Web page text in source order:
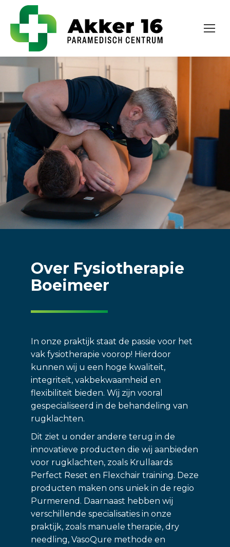
Over Fysiotherapie
Boeimeer
In onze praktijk staat de passie voor het
vak fysiotherapie voorop! Hierdoor
kunnen wij u een hoge kwaliteit,
integriteit, vakbekwaamheid en
flexibiliteit bieden. Wij zijn vooral
gespecialiseerd in de behandeling van
rugklachten.
Dit ziet u onder andere terug in de
innovatieve producten die wij aanbieden
voor rugklachten, zoals Krullaards
Perfect Reset en Flexchair training. Deze
producten maken ons uniek in de regio
Purmerend. Daarnaast hebben wij
verschillende specialisaties in onze
praktijk, zoals manuele therapie, dry
needling, VasoQure methode en